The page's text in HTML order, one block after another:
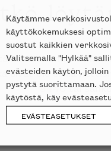
kauttamme on
eivät ole esillä
9440tai
Käytämme
käyttökokemuksesi
suostut kaikkien
Valitsemalla "Hylkää"
evästeiden käytön,
pystytä suorittamaan.
käytöstä, käy
EVÄSTEASETUKSET